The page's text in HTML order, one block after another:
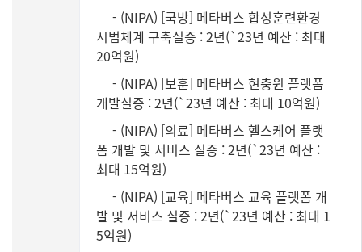
- (NIPA) [국방] 메타버스 합성훈련환경
시범체계 구축실증 : 2년(`23년 예산 : 최대
20억원)
- (NIPA) [보훈] 메타버스 현충원 플랫폼
개발실증 : 2년(`23년 예산 : 최대 10억원)
- (NIPA) [의료] 메타버스 헬스케어 플랫
폼 개발 및 서비스 실증 : 2년(`23년 예산 :
최대 15억원)
- (NIPA) [교육] 메타버스 교육 플랫폼 개
발 및 서비스 실증 : 2년(`23년 예산 : 최대 1
5억원)